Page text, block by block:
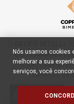
DE TERMINAIS
atua nos setores
sistemas de
Cookies
Nós usamos cookies
melhorar a sua
serviços, você